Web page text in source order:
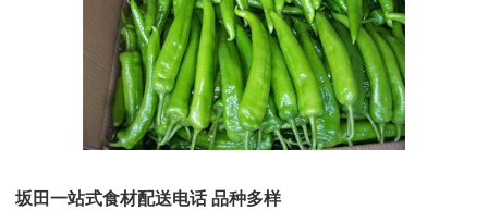
坂田一站式食材配送电话 品种多样